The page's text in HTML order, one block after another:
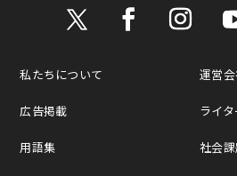
私たちについて
広告掲載
用語集
運営
ライ
社会課